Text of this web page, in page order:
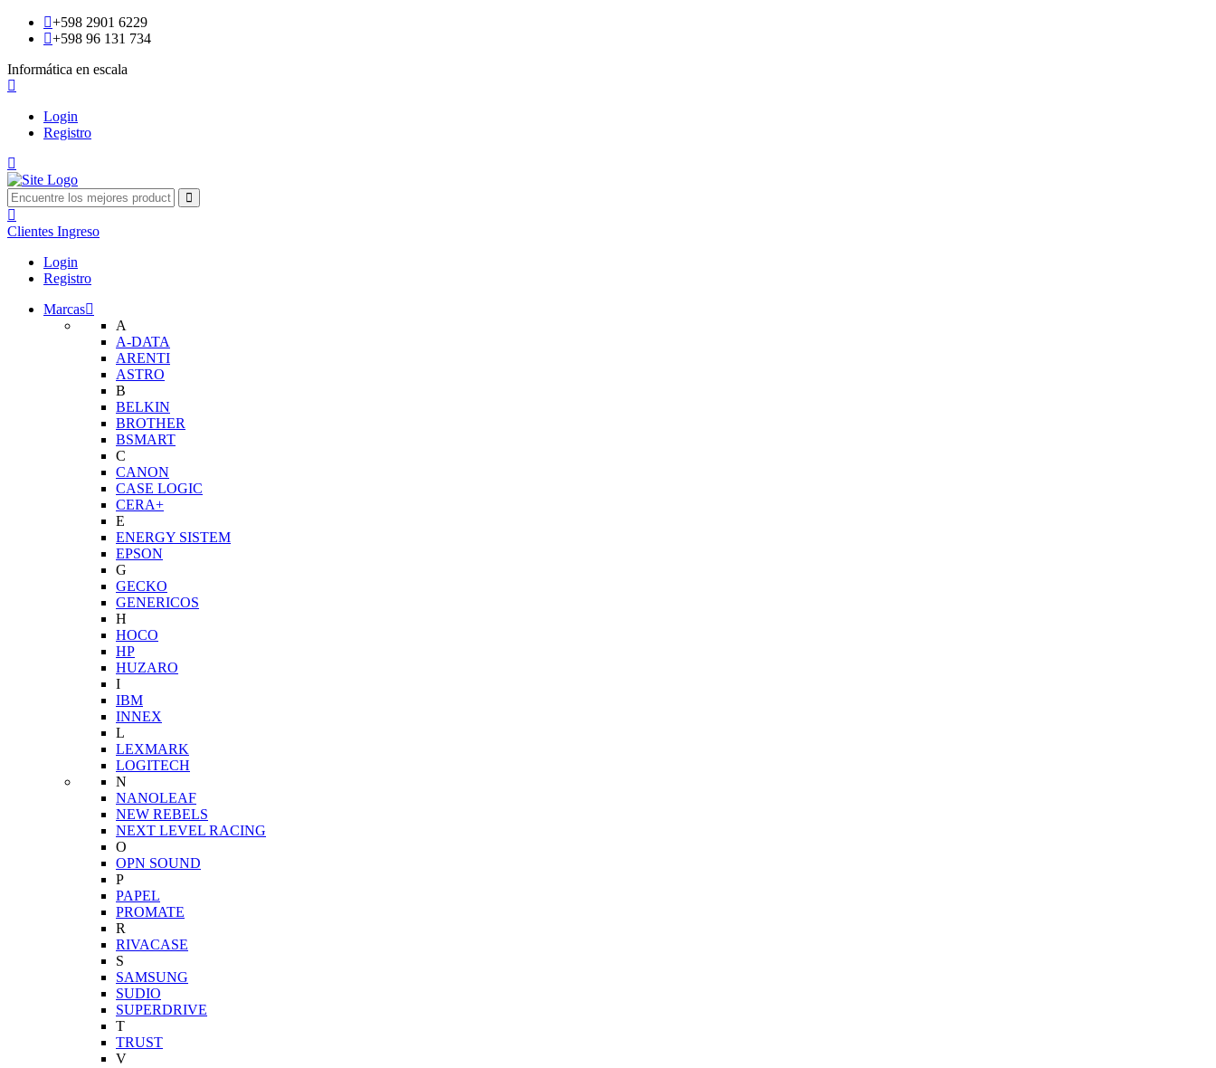
+598 2901 6229
+598 96 131 734
Informática en escala
Login
Registro
Clientes Ingreso
Login
Registro
Marcas
A
A-DATA
ARENTI
ASTRO
B
BELKIN
BROTHER
BSMART
C
CANON
CASE LOGIC
CERA+
E
ENERGY SISTEM
EPSON
G
GECKO
GENERICOS
H
HOCO
HP
HUZARO
I
IBM
INNEX
L
LEXMARK
LOGITECH
N
NANOLEAF
NEW REBELS
NEXT LEVEL RACING
O
OPN SOUND
P
PAPEL
PROMATE
R
RIVACASE
S
SAMSUNG
SUDIO
SUPERDRIVE
T
TRUST
V